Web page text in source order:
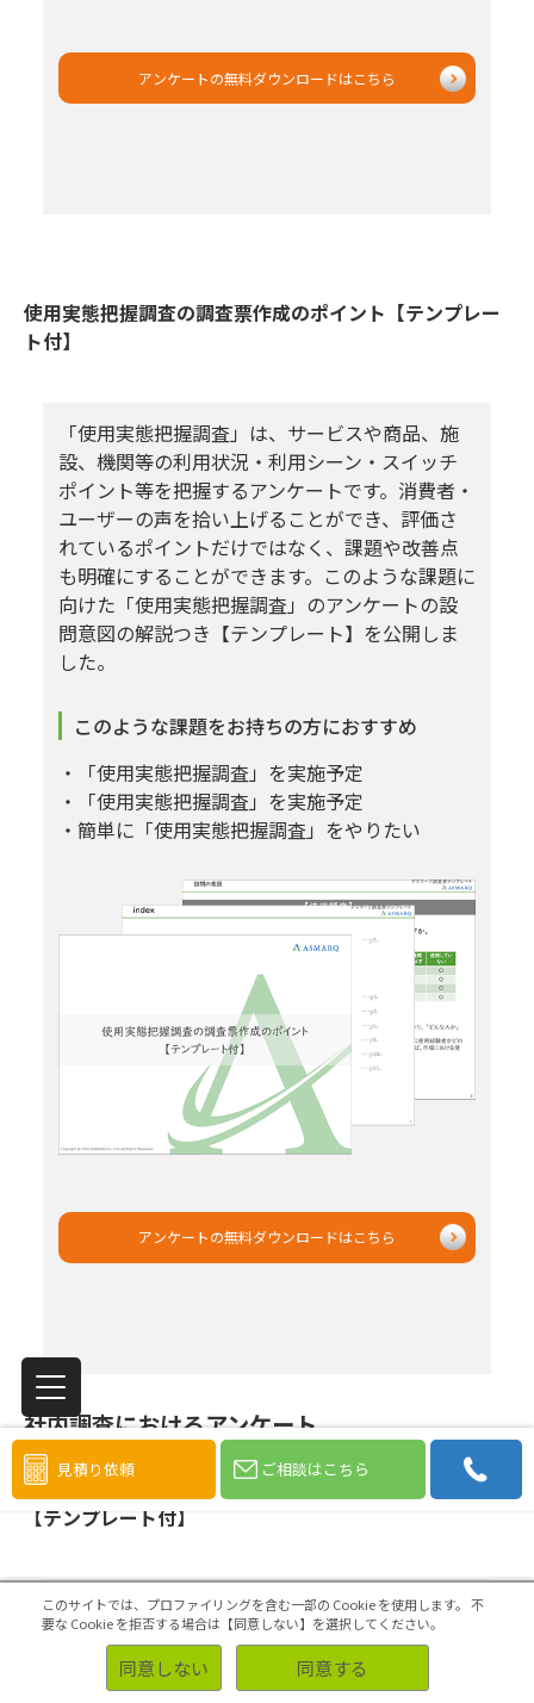
アンケートの無料ダウンロードはこちら
使用実態把握調査の調査票作成のポイント【テンプレー
ト付】
「使用実態把握調査」は、サービスや商品、施
設、機関等の利用状況・利用シーン・スイッチ
ポイント等を把握するアンケートです。消費者・
ユーザーの声を拾い上げることができ、評価さ
れているポイントだけではなく、課題や改善点
も明確にすることができます。このような課題に
向けた「使用実態把握調査」のアンケートの設
問意図の解説つき【テンプレート】を公開しま
した。
このような課題をお持ちの方におすすめ
・「使用実態把握調査」を実施予定
・「使用実態把握調査」を実施予定
・簡単に「使用実態把握調査」をやりたい
アンケートの無料ダウンロードはこちら
社内調査におけるアンケート
従業員満足度調査（ES調査）の調査票作成のポイント
【テンプレート付】
質問の一問一問について、なぜこの質問をして
いるのか、この質問で何が分かり、どんな施策
に結び付けられるか、について解説しています。
見積り依頼 ご相談はこちら
このサイトでは、プロファイリングを含む一部の Cookie を使用します。 不
要な Cookie を拒否する場合は【同意しない】を選択してください。
同意しない 同意する